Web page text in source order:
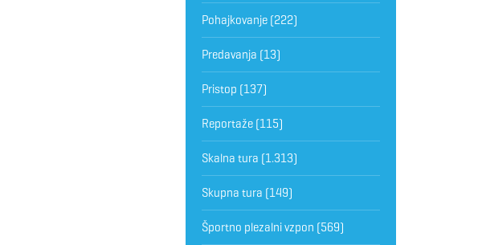
Pohajkovanje(222)
Predavanja (13)
Pristop (137)
Reportaže(115)
Skalna tura (1.313)
Skupna tura (149)
Športno plezalni vzpon (569)